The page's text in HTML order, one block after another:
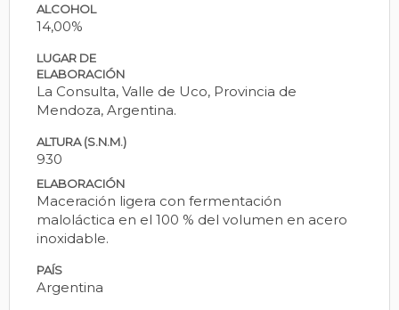
ALCOHOL
14,00%
LUGAR DE
ELABORACIÓN
La Consulta, Valle de Uco, Provincia de
Mendoza, Argentina.
ALTURA (S.N.M.)
930
ELABORACIÓN
Maceración ligera con fermentación
maloláctica en el 100 % del volumen en acero
inoxidable.
PAÍS
Argentina